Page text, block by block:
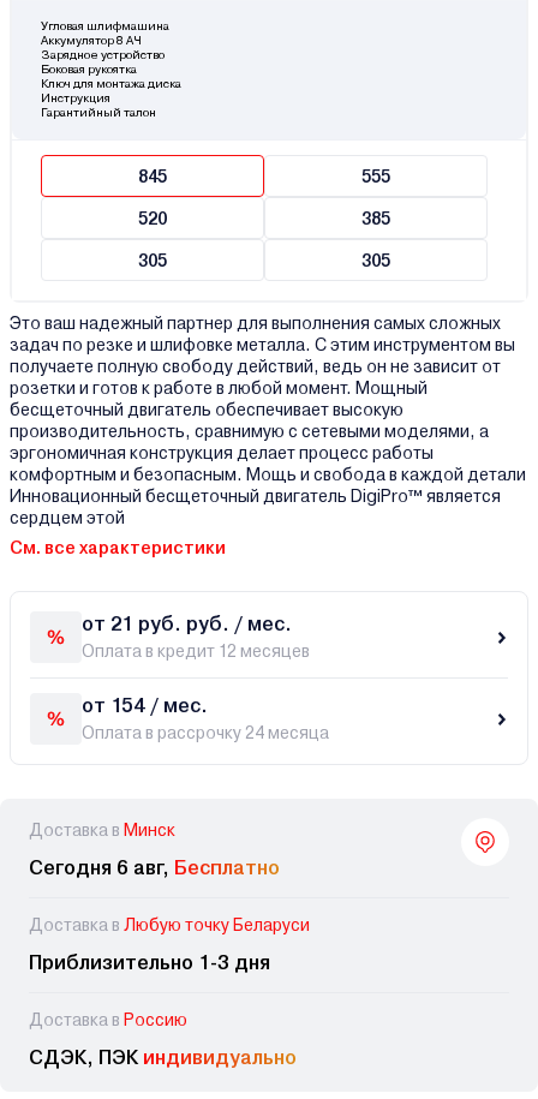
Угловая шлифмашина
Аккумулятор 8 АЧ
Зарядное устройство
Боковая рукоятка
Ключ для монтажа диска
Инструкция
Гарантийный талон
845 555
520 385
305 305
Это ваш надежный партнер для выполнения самых сложных
задач по резке и шлифовке металла. С этим инструментом вы
получаете полную свободу действий, ведь он не зависит от
розетки и готов к работе в любой момент. Мощный
бесщеточный двигатель обеспечивает высокую
производительность, сравнимую с сетевыми моделями, а
эргономичная конструкция делает процесс работы
комфортным и безопасным. Мощь и свобода в каждой детали
Инновационный бесщеточный двигатель DigiPro™ является
сердцем этой
См. все характеристики
от 21 руб. руб. / мес.
Оплата в кредит 12 месяцев
от 154 / мес.
Оплата в рассрочку 24 месяца
Доставка в Минск
Сегодня 6 авг, Бесплатно
Доставка в Любую точку Беларуси
Приблизительно 1-3 дня
Доставка в Россию
СДЭК, ПЭК индивидуально